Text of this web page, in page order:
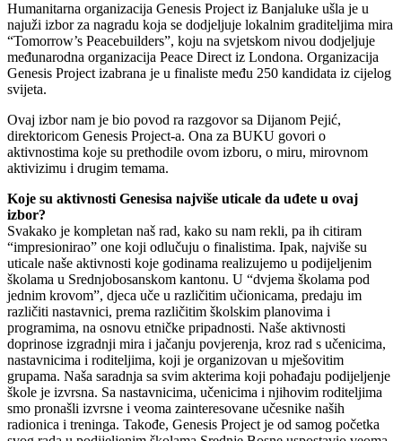
Humanitarna organizacija Genesis Project iz Banjaluke ušla je u
najuži izbor za nagradu koja se dodjeljuje lokalnim graditeljima mira
“Tomorrow’s Peacebuilders”, koju na svjetskom nivou dodjeljuje
međunarodna organizacija Peace Direct iz Londona. Organizacija
Genesis Project izabrana je u finaliste među 250 kandidata iz cijelog
svijeta.
Ovaj izbor nam je bio povod ra razgovor sa Dijanom Pejić,
direktoricom Genesis Project-a. Ona za BUKU govori o
aktivnostima koje su prethodile ovom izboru, o miru, mirovnom
aktivizimu i drugim temama.
Koje su aktivnosti Genesisa najviše uticale da uđete u ovaj
izbor?
Svakako je kompletan naš rad, kako su nam rekli, pa ih citiram
“impresionirao” one koji odlučuju o finalistima. Ipak, najviše su
uticale naše aktivnosti koje godinama realizujemo u podijeljenim
školama u Srednjobosanskom kantonu. U “dvjema školama pod
jednim krovom”, djeca uče u različitim učionicama, predaju im
različiti nastavnici, prema različitim školskim planovima i
programima, na osnovu etničke pripadnosti. Naše aktivnosti
doprinose izgradnji mira i jačanju povjerenja, kroz rad s učenicima,
nastavnicima i roditeljima, koji je organizovan u mješovitim
grupama. Naša saradnja sa svim akterima koji pohađaju podijeljenje
škole je izvrsna. Sa nastavnicima, učenicima i njihovim roditeljima
smo pronašli izvrsne i veoma zainteresovane učesnike naših
radionica i treninga. Takođe, Genesis Project je od samog početka